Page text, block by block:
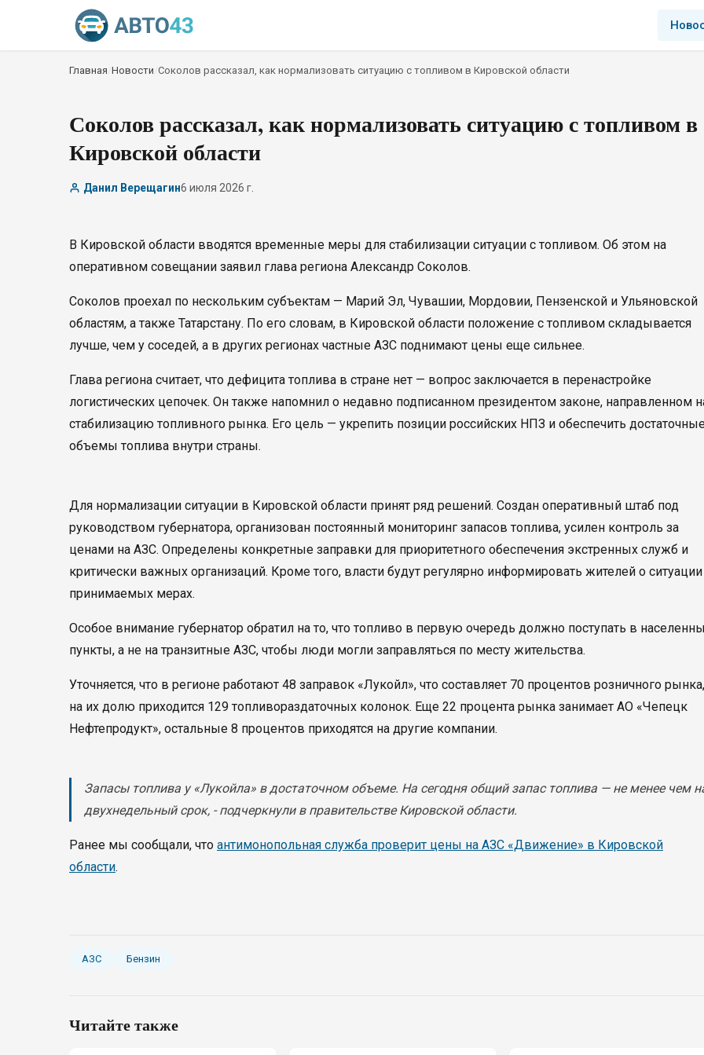
Главная Новости Соколов рассказал, как нормализовать ситуацию с топливом в Кировской области
Соколов рассказал, как нормализовать ситуацию с топливом в
Кировской области
Данил Верещагин6 июля 2026 г.
В Кировской области вводятся временные меры для стабилизации ситуации с топливом. Об этом на
оперативном совещании заявил глава региона Александр Соколов.
Соколов проехал по нескольким субъектам — Марий Эл, Чувашии, Мордовии, Пензенской и Ульяновской
областям, а также Татарстану. По его словам, в Кировской области положение с топливом складывается
лучше, чем у соседей, а в других регионах частные АЗС поднимают цены еще сильнее.
Глава региона считает, что дефицита топлива в стране нет — вопрос заключается в перенастройке
логистических цепочек. Он также напомнил о недавно подписанном президентом законе, направленном
стабилизацию топливного рынка. Его цель — укрепить позиции российских НПЗ и обеспечить
объемы топлива внутри страны.
Для нормализации ситуации в Кировской области принят ряд решений. Создан оперативный штаб под
руководством губернатора, организован постоянный мониторинг запасов топлива, усилен контроль за
ценами на АЗС. Определены конкретные заправки для приоритетного обеспечения экстренных служб и
критически важных организаций. Кроме того, власти будут регулярно информировать жителей о
принимаемых мерах.
Особое внимание губернатор обратил на то, что топливо в первую очередь должно поступать в
пункты, а не на транзитные АЗС, чтобы люди могли заправляться по месту жительства.
Уточняется, что в регионе работают 48 заправок «Лукойл», что составляет 70 процентов розничного рынка,
на их долю приходится 129 топливораздаточных колонок. Еще 22 процента рынка занимает АО «Чепецк
Нефтепродукт», остальные 8 процентов приходятся на другие компании.
Запасы топлива у «Лукойла» в достаточном объеме. На сегодня общий запас топлива — не менее чем
двухнедельный срок, - подчеркнули в правительстве Кировской области.
Ранее мы сообщали, что антимонопольная служба проверит цены на АЗС «Движение» в Кировской
области.
АЗС Бензин
Читайте также